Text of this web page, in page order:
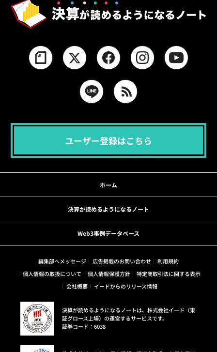
ユーザー登録はこちら
ホーム
決算が読めるようになるノート
Web3事例データベース
編集部へメッセージ 広告掲載のお問い合わせ
利用規約
個人情報の取扱について
個人情報保護方針
特定商取引法に関する表示
会社概要
イードからのリリース情報
決算が読めるようになるノートは、株式会社イード（東
証グロース上場）の運営するサービスです。
証券コード：6038